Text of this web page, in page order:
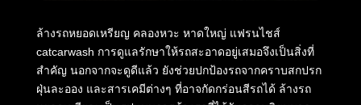
ล้างรถหยอดเหรียญ คลองหวะ หาดใหญ่ แฟรนไชส์
catcarwash การดูแลรักษาให้รถสะอาดอยู่เสมอจึงเป็นสิ่งที่
สำคัญ นอกจากจะดูดีแล้ว ยังช่วยปกป้องรถจากคราบสกปรก
ฝุ่นละออง และสารเคมีต่างๆ ที่อาจกัดกร่อนสีรถได้ ล้างรถ